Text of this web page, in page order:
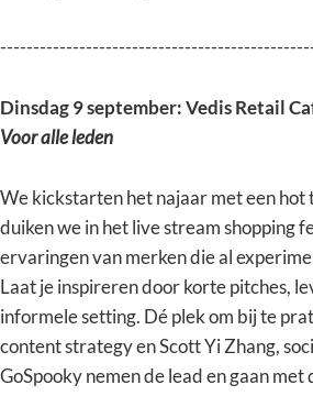
Dinsdag 9 september: Vedis Retail
Voor alle leden
We kickstarten het najaar met een
duiken we in het live stream shopping
ervaringen van merken die al
Laat je inspireren door korte pitches,
informele setting. Dé plek om bij te
content strategy en Scott Yi Zhang,
GoSpooky nemen de lead en gaan